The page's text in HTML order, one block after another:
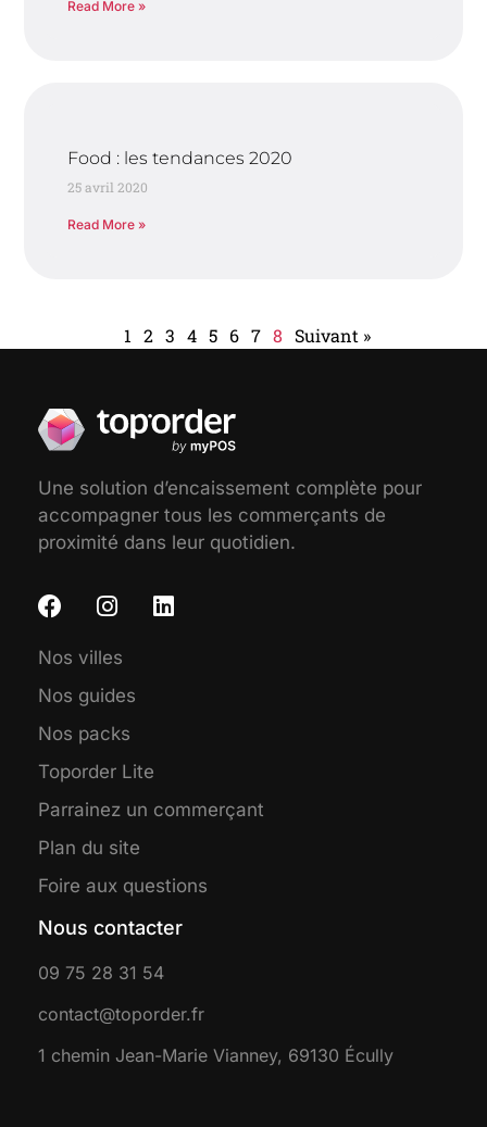
Read More »
Food : les tendances 2020
25 avril 2020
Read More »
1 2 3 4 5 6 7 8 Suivant »
Une solution d’encaissement complète pour
accompagner tous les commerçants de
proximité dans leur quotidien.
Nos villes
Nos guides
Nos packs
Toporder Lite
Parrainez un commerçant
Plan du site
Foire aux questions
Nous contacter
09 75 28 31 54
contact@toporder.fr
1 chemin Jean-Marie Vianney, 69130 Écully